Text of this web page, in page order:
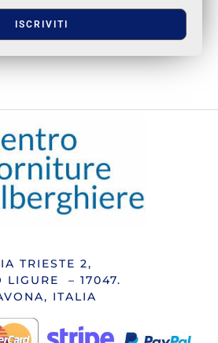
ISCRIVITI
TRIESTE 2,
LIGURE – 17047.
ITALIA